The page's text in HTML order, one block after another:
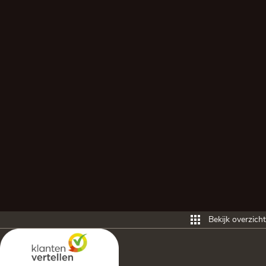
Bekijk overzicht